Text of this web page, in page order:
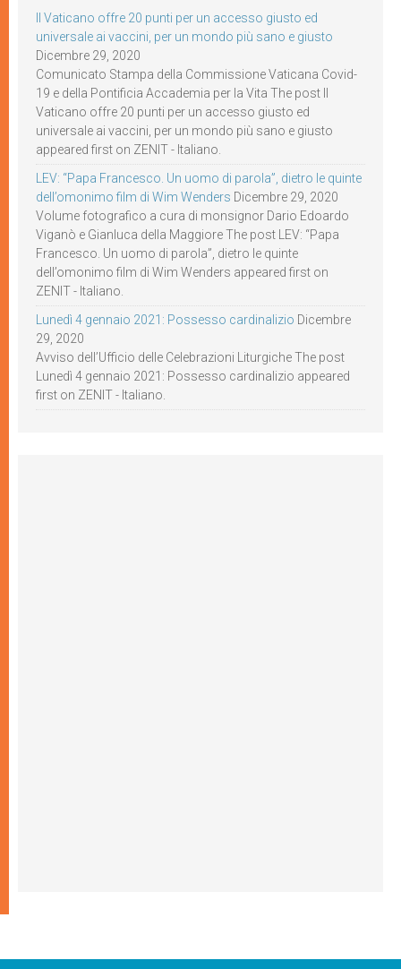
Il Vaticano offre 20 punti per un accesso giusto ed
universale ai vaccini, per un mondo più sano e giusto
Dicembre 29, 2020
Comunicato Stampa della Commissione Vaticana Covid-
19 e della Pontificia Accademia per la Vita The post Il
Vaticano offre 20 punti per un accesso giusto ed
universale ai vaccini, per un mondo più sano e giusto
appeared first on ZENIT - Italiano.
LEV: “Papa Francesco. Un uomo di parola”, dietro le quinte
dell’omonimo film di Wim Wenders Dicembre 29, 2020
Volume fotografico a cura di monsignor Dario Edoardo
Viganò e Gianluca della Maggiore The post LEV: “Papa
Francesco. Un uomo di parola”, dietro le quinte
dell’omonimo film di Wim Wenders appeared first on
ZENIT - Italiano.
Lunedì 4 gennaio 2021: Possesso cardinalizio Dicembre
29, 2020
Avviso dell’Ufficio delle Celebrazioni Liturgiche The post
Lunedì 4 gennaio 2021: Possesso cardinalizio appeared
first on ZENIT - Italiano.